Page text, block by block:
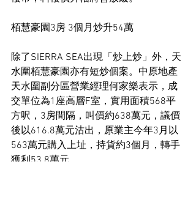
栢慧豪園3房 3個月炒升54萬
除了SIERRA SEA出現「炒上炒」外，天
水圍栢慧豪園亦有短炒個案。中原地產
天水圍副分區營業經理何家樂表示，成
交單位為1座高層F室，實用面積568平
方呎，3房間隔，叫價約638萬元，議價
後以616.8萬元沽出，原業主今年3月以
563萬元購入上址，持貨約3個月，轉手
獲利53.8萬元。